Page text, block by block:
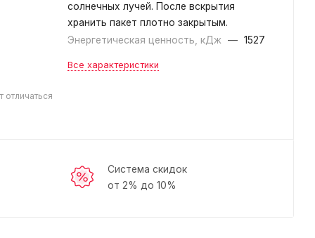
солнечных лучей. После вскрытия
хранить пакет плотно закрытым.
Энергетическая ценность, кДж
— 1527
Все характеристики
Система скидок
от 2% до 10%